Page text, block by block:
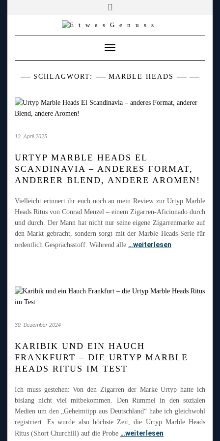
Toggle
Navigation
SCHLAGWORT: MARBLE HEADS
13. April 2025
URTYP MARBLE HEADS EL
SCANDINAVIA – ANDERES FORMAT,
ANDERER BLEND, ANDERE AROMEN!
Vielleicht erinnert ihr euch noch an mein Review zur Urtyp Marble
Heads Ritus von Conrad Menzel – einem Zigarren-Aficionado durch
und durch. Der Mann hat nicht nur seine eigene Zigarrenmarke auf
den Markt gebracht, sondern sorgt mit der Marble Heads-Serie für
ordentlich Gesprächsstoff. Während alle …weiterlesen
30. Dezember 2024
KARIBIK UND EIN HAUCH
FRANKFURT – DIE URTYP MARBLE
HEADS RITUS IM TEST
Ich muss gestehen: Von den Zigarren der Marke Urtyp hatte ich
bislang nicht viel mitbekommen. Den Rummel in den sozialen
Medien um den „Geheimtipp aus Deutschland“ habe ich gleichwohl
registriert. Es wurde also höchste Zeit, die Urtyp Marble Heads
Ritus (Short Churchill) auf die Probe …weiterlesen